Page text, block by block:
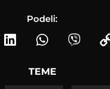
Podeli:
TEME